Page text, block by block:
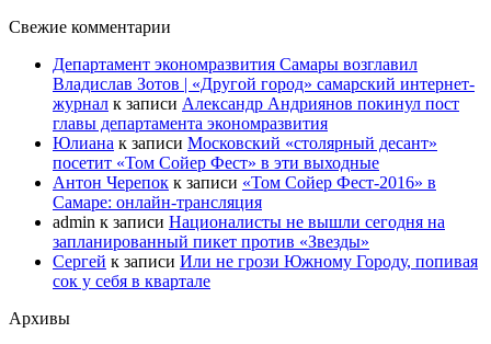
Свежие комментарии
Департамент экономразвития Самары возглавил
Владислав Зотов | «Другой город» самарский интернет-
журнал к записи Александр Андриянов покинул пост
главы департамента экономразвития
Юлиана к записи Московский «столярный десант»
посетит «Том Сойер Фест» в эти выходные
Антон Черепок к записи «Том Сойер Фест-2016» в
Самаре: онлайн-трансляция
admin к записи Националисты не вышли сегодня на
запланированный пикет против «Звезды»
Сергей к записи Или не грози Южному Городу, попивая
сок у себя в квартале
Архивы